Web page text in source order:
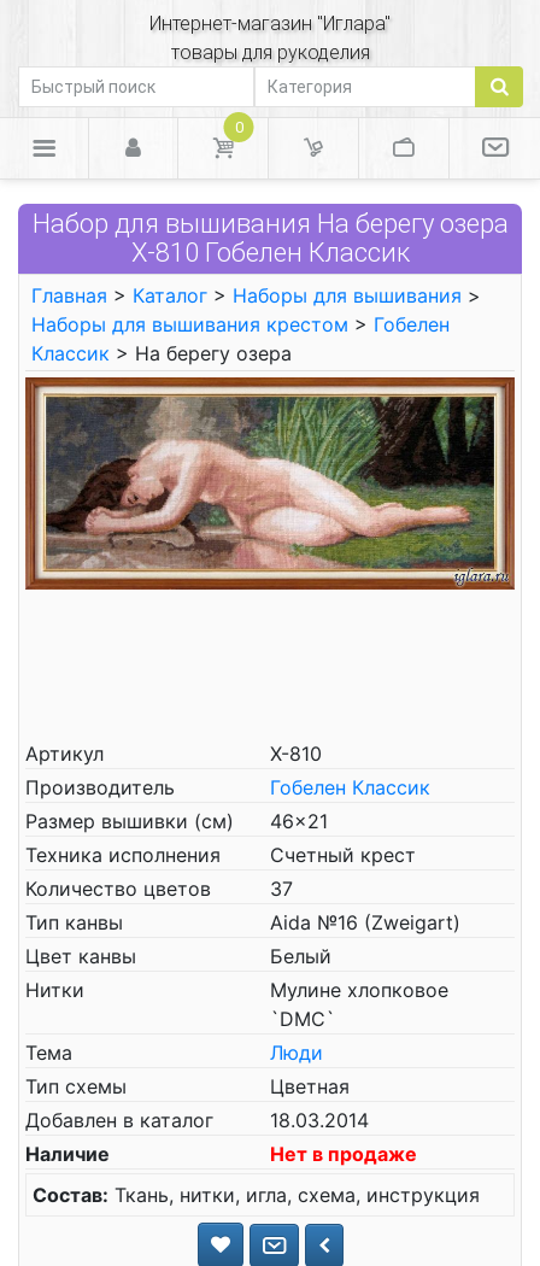
Интернет-магазин "Иглара"
товары для рукоделия
0
Набор для вышивания На берегу озера
X-810 Гобелен Классик
Главная > Каталог > Наборы для вышивания >
Наборы для вышивания крестом > Гобелен
Классик > На берегу озера
Артикул
X-810
Производитель
Гобелен Классик
Размер вышивки (см)
46x21
Техника исполнения
Счетный крест
Количество цветов
37
Тип канвы
Aida №16 (Zweigart)
Цвет канвы
Белый
Нитки
Мулине хлопковое
`DMC`
Тема
Люди
Тип схемы
Цветная
Добавлен в каталог
18.03.2014
Наличие
Нет в продаже
Состав: Ткань, нитки, игла, схема, инструкция